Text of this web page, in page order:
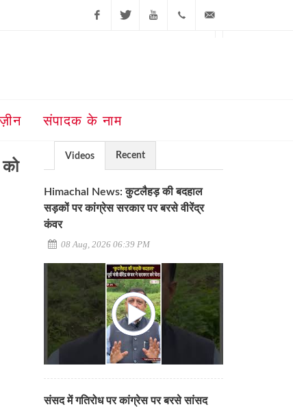
संपादक के नाम
Videos Recent
Himachal News: कुटलैहड़ की बदहाल
सड़कों पर कांग्रेस सरकार पर बरसे वीरेंद्र
कंवर
08 Aug, 2026 06:39 PM
संसद में गतिरोध पर कांग्रेस पर बरसे सांसद